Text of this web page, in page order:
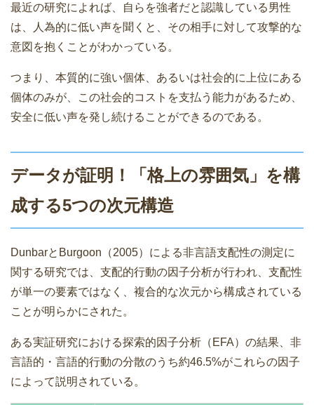
最近の研究によれば、自らを強者だと認識している男性
は、人為的に低い声を聞くと、その相手に対して攻撃的な
意図を抱くことがわかっている。
つまり、本質的に強い個体、あるいは社会的に上位にある
個体のみが、この社会的コストを支払う能力があるため、
安全に低い声を発し続けることができるのである。
データが証明！「格上の雰囲気」を構
成する5つの次元構造
DunbarとBurgoon（2005）による非言語支配性の測定に
関する研究では、支配的行動の因子分析が行われ、支配性
が単一の要素ではなく、複合的な次元から構成されている
ことが明らかにされた。
ある実証研究における探索的因子分析（EFA）の結果、非
言語的・言語的行動の分散のうち約46.5%がこれらの因子
によって説明されている。